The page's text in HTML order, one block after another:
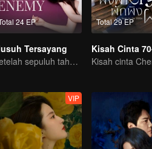
24 EP
Tersayang
Setelah sepuluh tahun, sahabat sejoli ini bertemu kembali..
Total 29 EP
VIP